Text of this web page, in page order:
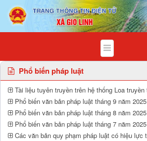
Đấu thầu mua sắm công
Phổ biến pháp luật
Tài liệu tuyên truyền trên hệ thống Loa
Phổ biến văn bản pháp luật tháng 9 năm 2025
Phổ biến văn bản pháp luật tháng 8 năm 2025
Phổ biến văn bản pháp luật tháng 7 năm 2025
Các văn bản quy phạm pháp luật có hiệu lực